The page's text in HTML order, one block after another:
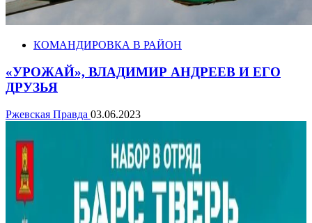
КОМАНДИРОВКА В РАЙОН
«УРОЖАЙ», ВЛАДИМИР АНДРЕЕВ И ЕГО
ДРУЗЬЯ
Ржевская Правда 03.06.2023